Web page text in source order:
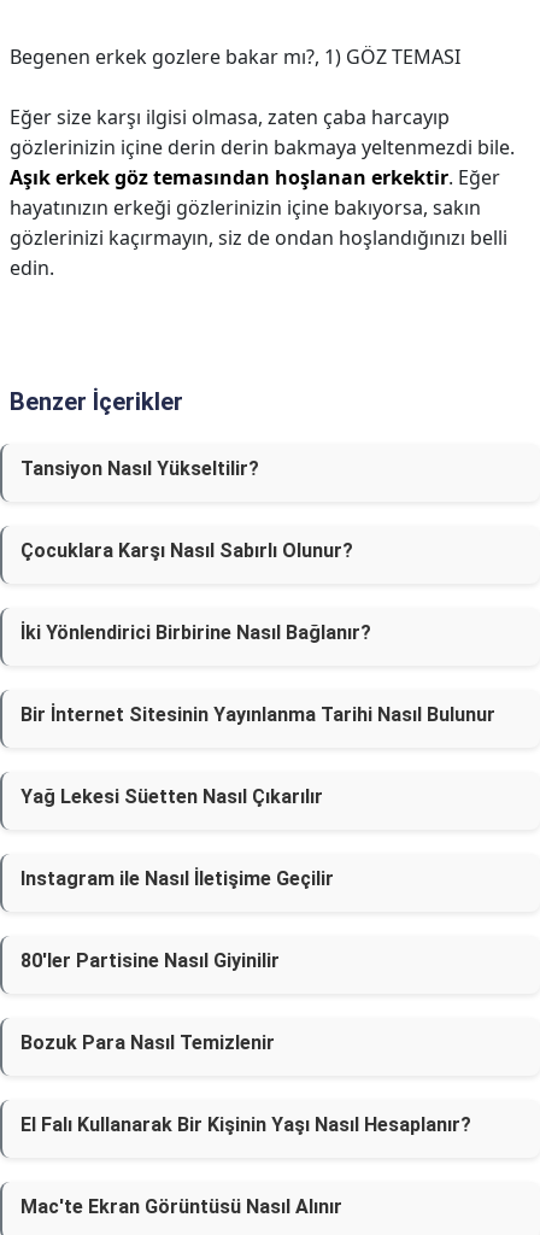
Begenen erkek gozlere bakar mı?, 1) GÖZ TEMASI
Eğer size karşı ilgisi olmasa, zaten çaba harcayıp
gözlerinizin içine derin derin bakmaya yeltenmezdi bile.
Aşık erkek göz temasından hoşlanan erkektir. Eğer
hayatınızın erkeği gözlerinizin içine bakıyorsa, sakın
gözlerinizi kaçırmayın, siz de ondan hoşlandığınızı belli
edin.
Benzer İçerikler
Tansiyon Nasıl Yükseltilir?
Çocuklara Karşı Nasıl Sabırlı Olunur?
İki Yönlendirici Birbirine Nasıl Bağlanır?
Bir İnternet Sitesinin Yayınlanma Tarihi Nasıl Bulunur
Yağ Lekesi Süetten Nasıl Çıkarılır
Instagram ile Nasıl İletişime Geçilir
80'ler Partisine Nasıl Giyinilir
Bozuk Para Nasıl Temizlenir
El Falı Kullanarak Bir Kişinin Yaşı Nasıl Hesaplanır?
Mac'te Ekran Görüntüsü Nasıl Alınır